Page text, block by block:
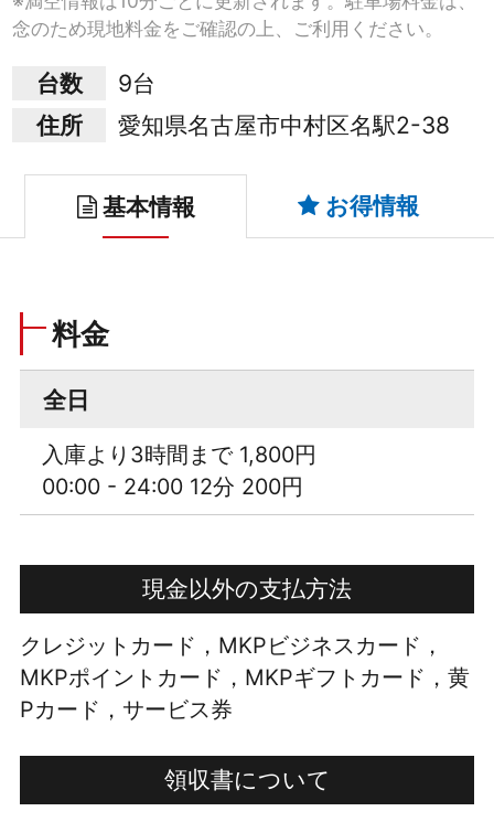
念のため現地料金をご確認の上、ご利用ください。
台数
9台
住所
愛知県名古屋市中村区名駅2-38
基本情報 お得情報
料金
全日
入庫より3時間まで 1,800円
00:00 - 24:00 12分 200円
現金以外の支払方法
クレジットカード，MKPビジネスカード，
MKPポイントカード，MKPギフトカード，黄
Pカード，サービス券
領収書について